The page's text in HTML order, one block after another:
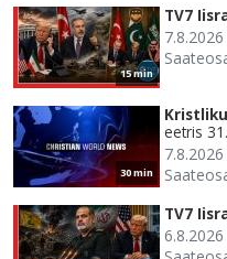
15 min
TV7
30 min
eetris
TV7